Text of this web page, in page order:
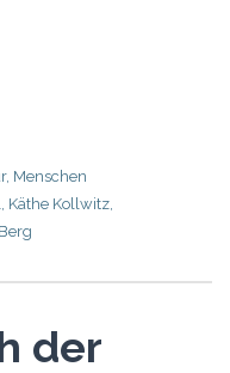
, Menschen
Käthe Kollwitz
der